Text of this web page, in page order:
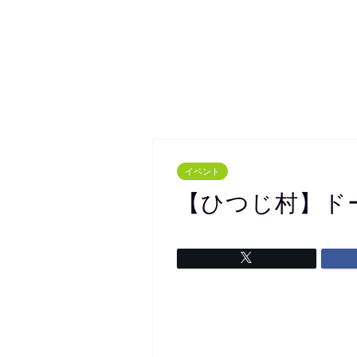
イベント
【ひつじ村】